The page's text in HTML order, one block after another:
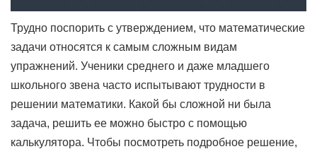
Трудно поспорить с утверждением, что математические
задачи относятся к самым сложным видам
упражнений. Ученики среднего и даже младшего
школьного звена часто испытывают трудности в
решении математики. Какой бы сложной ни была
задача, решить ее можно быстро с помощью
калькулятора. Чтобы посмотреть подробное решение,